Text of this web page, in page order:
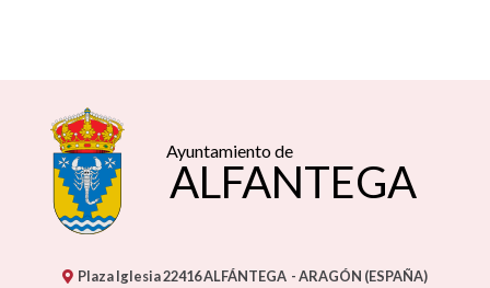
Ayuntamiento de
ALFANTEGA
Plaza Iglesia22416ALFÁNTEGA - ARAGÓN (ESPAÑA)